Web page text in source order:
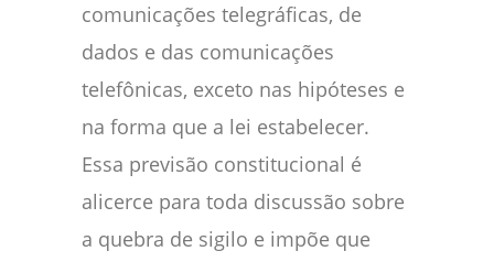
comunicações telegráficas, de
dados e das comunicações
telefônicas, exceto nas hipóteses e
na forma que a lei estabelecer.
Essa previsão constitucional é
alicerce para toda discussão sobre
a quebra de sigilo e impõe que